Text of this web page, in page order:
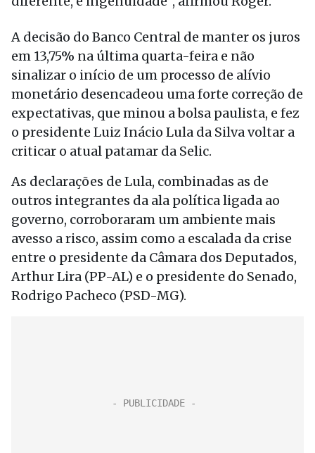
A decisão do Banco Central de manter os juros
em 13,75% na última quarta-feira e não
sinalizar o início de um processo de alívio
monetário desencadeou uma forte correção de
expectativas, que minou a bolsa paulista, e fez
o presidente Luiz Inácio Lula da Silva voltar a
criticar o atual patamar da Selic.
As declarações de Lula, combinadas as de
outros integrantes da ala política ligada ao
governo, corroboraram um ambiente mais
avesso a risco, assim como a escalada da crise
entre o presidente da Câmara dos Deputados,
Arthur Lira (PP-AL) e o presidente do Senado,
Rodrigo Pacheco (PSD-MG).